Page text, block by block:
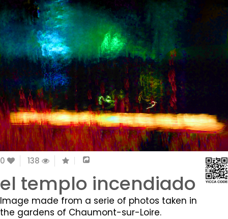
0 138
el templo incendiado
Image made from a serie of photos taken in
the gardens of Chaumont-sur-Loire.